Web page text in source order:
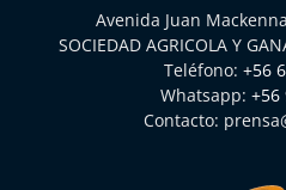
Avenida Juan
SOCIEDAD AGRICOLA Y
Teléfono: +56
Whatsapp: +56
Contacto: